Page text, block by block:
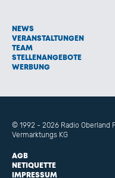
NEWS
VERANSTALTUNGEN
TEAM
STELLENANGEBOTE
WERBUNG
© 1992 - 2026 Radio Oberland
Vermarktungs KG
AGB
NETIQUETTE
IMPRESSUM